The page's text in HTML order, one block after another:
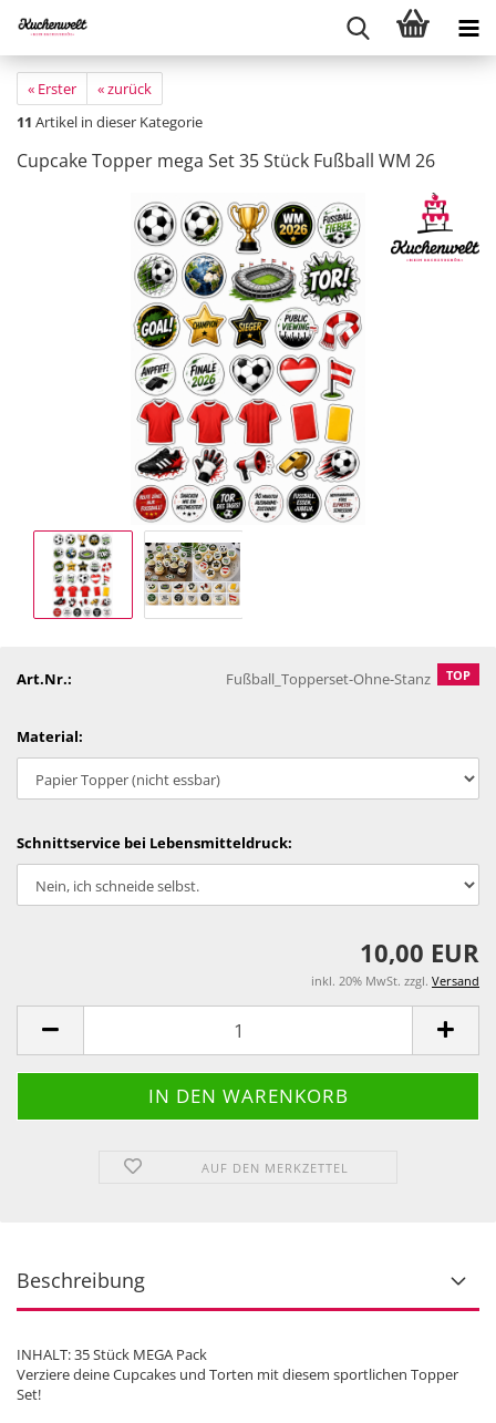
« Erster
« zurück
11 Artikel in dieser Kategorie
Cupcake Topper mega Set 35 Stück Fußball WM 26
TOP
Art.Nr.: Fußball_Topperset-Ohne-Stanz
Material:
Schnittservice bei Lebensmitteldruck:
10,00 EUR
inkl. 20% MwSt. zzgl. Versand
AUF DEN MERKZETTEL
Beschreibung
INHALT: 35 Stück MEGA Pack
Verziere deine Cupcakes und Torten mit diesem sportlichen Topper
Set!